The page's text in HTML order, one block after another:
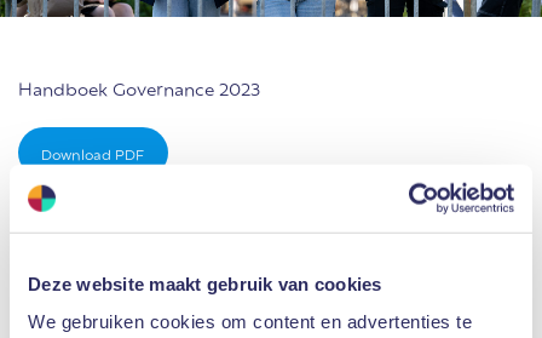
Deze website maakt gebruik van cookies
We gebruiken cookies om content en advertenties te
Handboek Governance 2023
Download PDF
Jaaragenda